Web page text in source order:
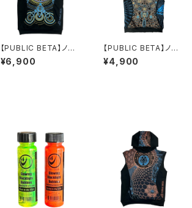
【PUBLIC BETA】ノー
スリーブフーディーARC
HAIC TRIP
¥6,900
【PUBLIC BETA】ノー
スリーブフーディーTim
e Machine-Sサイズ
¥4,900